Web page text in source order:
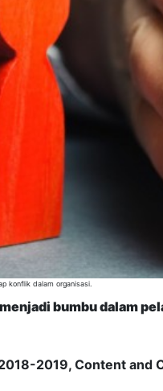
konflik dalam organisasi.
bumbu dalam
2019, Content and